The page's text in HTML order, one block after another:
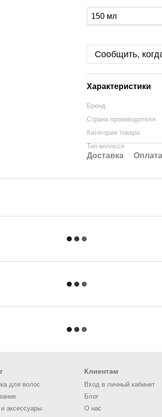
150 мл
Сообщить,
Характеристики
Бренд
Страна производителя
Категория товара
Тип волосся
Доставка Оплата
для волос
аксессуары
Клиентам
Вход в личный кабинет
Блог
О нас